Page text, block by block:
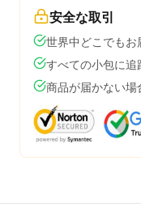
安全な取引
世界中どこでもお
すべての小包に追
商品が届かない場